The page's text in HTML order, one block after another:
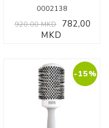
0002138
920,00 MKD
782,00
MKD
-15%